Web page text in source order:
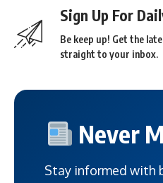
Sign Up For
Be keep up! Get the
straight to your inbox.
Never
Stay informed with